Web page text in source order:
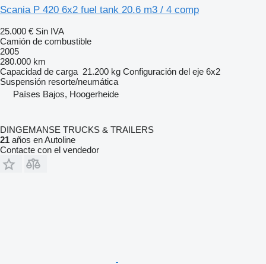
Scania P 420 6x2 fuel tank 20.6 m3 / 4 comp
25.000 € Sin IVA
Camión de combustible
2005
280.000 km
Capacidad de carga 21.200 kg Configuración del eje 6x2
Suspensión resorte/neumática
Países Bajos, Hoogerheide
DINGEMANSE TRUCKS & TRAILERS
21 años en Autoline
Contacte con el vendedor